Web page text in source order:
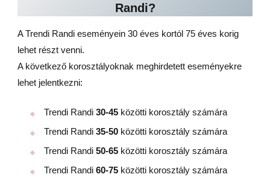
Randi?
A Trendi Randi eseményein 30 éves kortól 75 éves korig
lehet részt venni.
A következő korosztályoknak meghirdetett eseményekre
lehet jelentkezni:
Trendi Randi 30-45 közötti korosztály számára
Trendi Randi 35-50 közötti korosztály számára
Trendi Randi 50-65 közötti korosztály számára
Trendi Randi 60-75 közötti korosztály számára